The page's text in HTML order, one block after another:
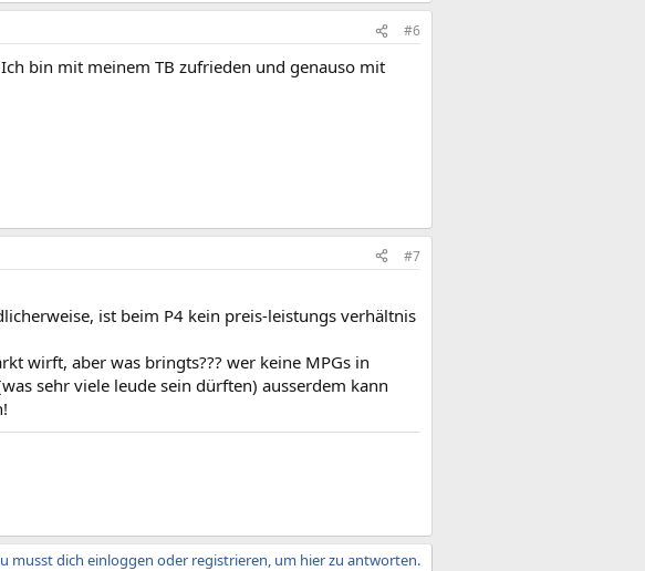
#6
bin mit meinem TB zufrieden und genauso mit
#7
ist beim P4 kein preis-leistungs verhältnis
wirft, aber was bringts??? wer keine MPGs in
sehr viele leude sein dürften) ausserdem kann
musst dich einloggen oder registrieren, um hier zu antworten.